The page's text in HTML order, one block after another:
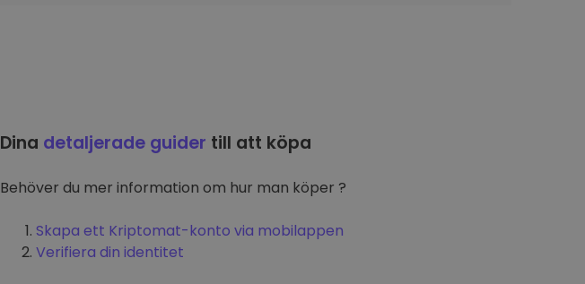
Dina detaljerade guider till att köpa
Behöver du mer information om hur man köper ?
Skapa ett Kriptomat-konto via mobilappen
Verifiera din identitet